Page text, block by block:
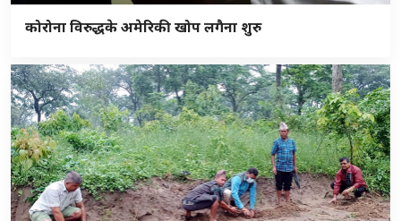
कोरोना विरुद्धके अमेरिकी खोप लगैना शुरु